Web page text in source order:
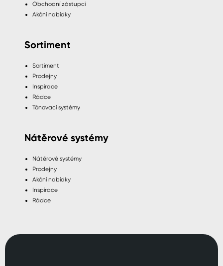
Obchodní zástupci
Akční nabídky
Sortiment
Sortiment
Prodejny
Inspirace
Rádce
Tónovací systémy
Nátěrové systémy
Nátěrové systémy
Prodejny
Akční nabídky
Inspirace
Rádce